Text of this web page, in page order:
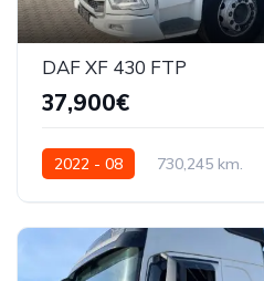
DAF XF 430 FTP
37,900€
2022 - 08 730,245 km.